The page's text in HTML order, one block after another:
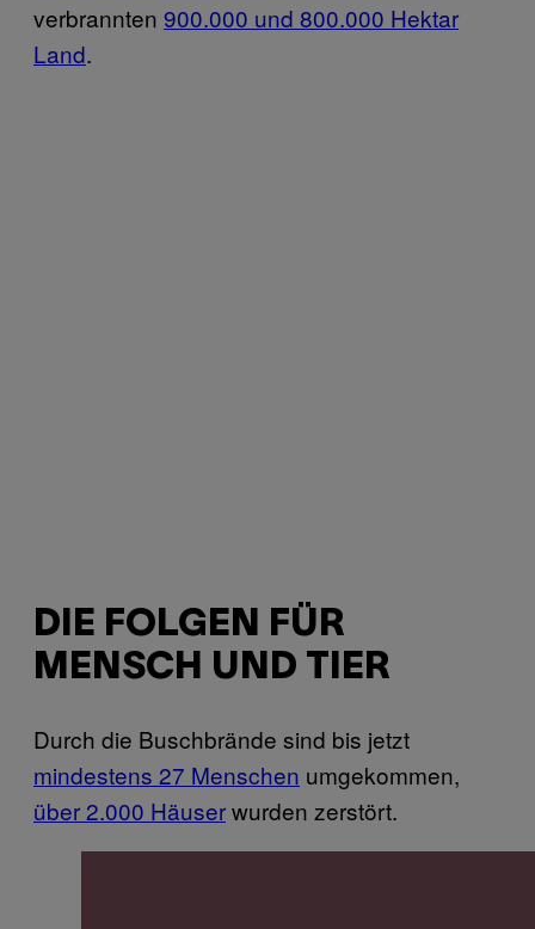
verbrannten 900.000 und 800.000 Hektar
Land.
DIE FOLGEN FÜR
MENSCH UND TIER
Durch die Buschbrände sind bis jetzt
mindestens 27 Menschen umgekommen,
über 2.000 Häuserwurden zerstört.